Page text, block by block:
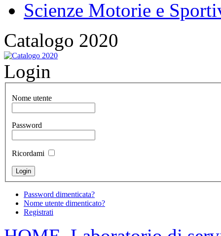
Scienze Motorie e
Catalogo 2020
Login
Nome utente
Password
Ricordami
Password dimenticata?
Nome utente dimenticato?
Registrati